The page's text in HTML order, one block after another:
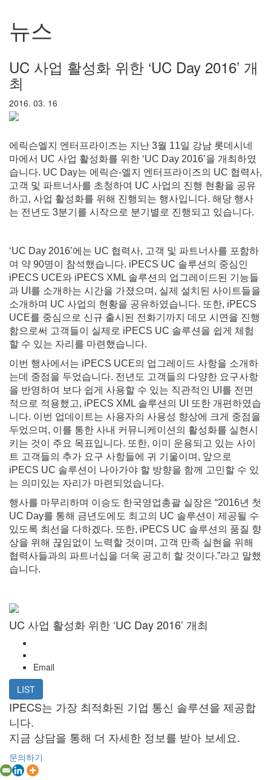
뉴스
UC 사업 활성화 위한 ‘UC Day 2016’ 개
최
2016. 03. 16
에릭슨엘지 엔터프라이즈는 지난 3월 11일 강남 롯데시네
마에서 UC 사업 활성화를 위한 ‘UC Day 2016’을 개최하였
습니다. UC Day는 에릭슨-엘지 엔터프라이즈의 UC 협력사,
고객 및 파트너사를 초청하여 UC 사업의 진행 현황을 공유
하고, 사업 활성화를 위해 진행되는 행사입니다. 해당 행사
는 전년도 3분기를 시작으로 분기별로 진행되고 있습니다.
‘UC Day 2016’에는 UC 협력사, 고객 및 파트너사를 포함하
여 약 90명이 참석했습니다. iPECS UC 솔루션의 중심인
iPECS UCE와 iPECS XML 솔루션의 업그레이드된 기능들
과 UI를 소개하는 시간을 가졌으며, 실제 설치된 사이트들을
소개하며 UC 사업의 현황을 공유하였습니다. 또한, iPECS
UCE를 중심으로 신규 출시된 전화기까지 데모 시연을 진행
함으로써 고객들이 실제로 iPECS UC 솔루션을 쉽게 체험
할 수 있는 자리를 마련했습니다.
이번 행사에서는 iPECS UCE의 업그레이드 사항을 소개하
는데 중점을 두었습니다. 전년도 고객들의 다양한 요구사항
을 반영하여 보다 쉽게 사용할 수 있는 직관적인 UI를 전면
적으로 적용했고, iPECS XML 솔루션의 UI 또한 개편하였습
니다. 이번 업데이트는 사용자의 사용성 향상에 크게 중점을
두었으며, 이를 통한 사내 커뮤니케이션의 활성화를 실현시
키는 것이 주요 목표입니다. 또한, 이미 운용되고 있는 사이
트 고객들의 추가 요구 사항들에 귀 기울이며, 앞으로
iPECS UC 솔루션이 나아가야 할 방향을 함께 고민할 수 있
는 의미있는 자리가 마련되었습니다.
행사를 마무리하며 이승도 한국영업총괄 실장은 “2016년 첫
UC Day를 통해 금년도에도 최고의 UC 솔루션이 제공될 수
있도록 최선을 다하겠다. 또한, iPECS UC 솔루션의 품질 향
상을 위해 끊임없이 노력할 것이며, 고객 만족 실현을 위해
협력사들과의 파트너십을 더욱 공고히 할 것이다.”라고 말했
습니다.
UC 사업 활성화 위한 ‘UC Day 2016’ 개최
Email
LIST
IPECS는 가장 최적화된 기업 통신 솔루션을 제공합
니다.
지금 상담을 통해 더 자세한 정보를 받아 보세요.
문의하기